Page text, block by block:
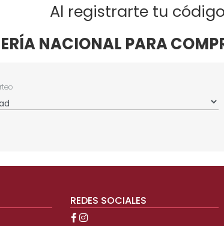
Al registrarte tu
NACIONAL PARA
REDES SOCIALES